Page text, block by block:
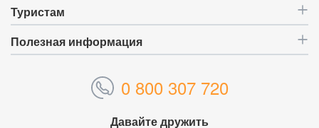
Туристам
Полезная информация
0 800 307 720
Давайте дружить